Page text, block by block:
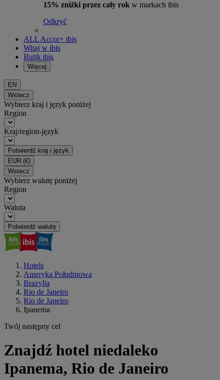
15% zniżki przez cały rok w markach ibis
Odkryć
ALL Accor+ ibis
Witaj w ibis
Butik ibis
Więcej
EN
Wstecz
Wybierz kraj i język poniżej
Region
Kraj/region-język
Potwierdź kraj i język
EUR (€)
Wstecz
Wybierz walutę poniżej
Region
Waluta
Potwierdź walutę
Hotels
Ameryka Południowa
Brazylia
Rio de Janeiro
Rio de Janeiro
Ipanema
Twój następny cel
Znajdź hotel niedaleko
Ipanema, Rio de Janeiro